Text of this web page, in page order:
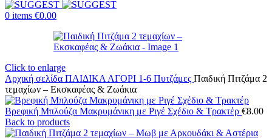
0 items €0.00
Click to enlarge
Αρχική σελίδα ΠΑΙΔΙΚΑ ΑΓΟΡΙ 1-6 Πυτζάμες Παιδική Πιτζάμα 2
τεμαχίων – Εκσκαφέας & Ζωάκια
Βρεφική Μπλούζα Μακρυμάνικη με Ριγέ Σχέδιο & Τρακτέρ €8.00
Back to products